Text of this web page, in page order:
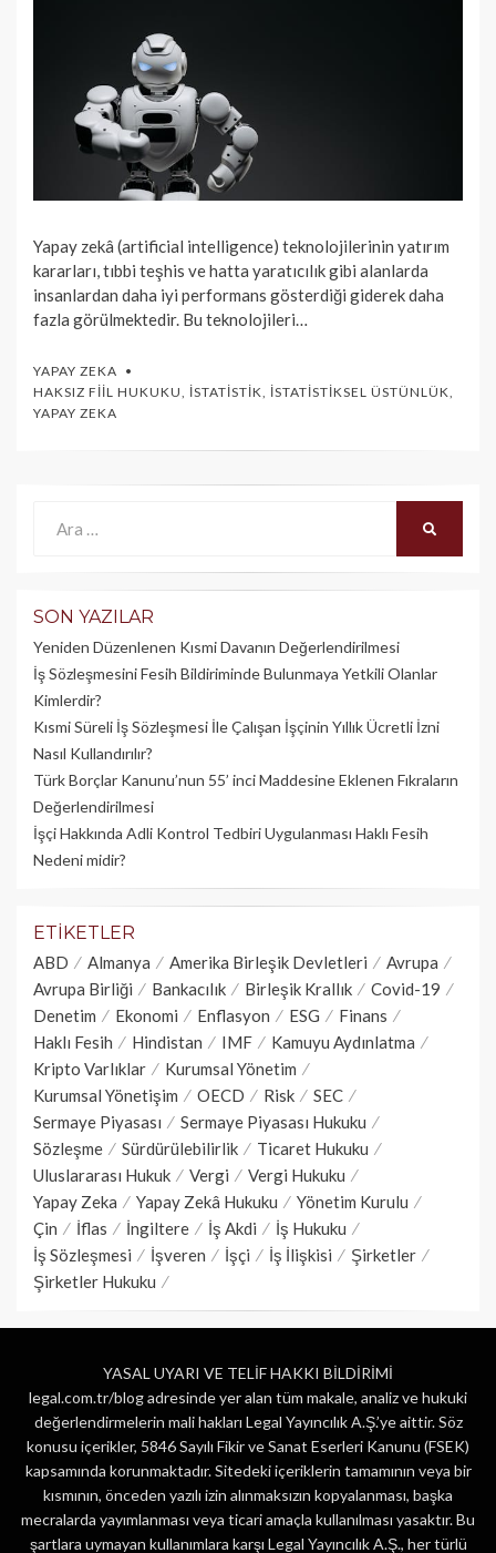
Yapay zekâ (artificial intelligence) teknolojilerinin yatırım
kararları, tıbbi teşhis ve hatta yaratıcılık gibi alanlarda
insanlardan daha iyi performans gösterdiği giderek daha
fazla görülmektedir. Bu teknolojileri…
YAPAY ZEKA
HAKSIZ FIIL HUKUKU, İSTATISTIK, İSTATISTIKSEL ÜSTÜNLÜK,
YAPAY ZEKA
SON YAZILAR
Yeniden Düzenlenen Kısmi Davanın Değerlendirilmesi
İş Sözleşmesini Fesih Bildiriminde Bulunmaya Yetkili Olanlar
Kimlerdir?
Kısmi Süreli İş Sözleşmesi İle Çalışan İşçinin Yıllık Üc­retli İzni
Nasıl Kullandırılır?
Türk Borçlar Kanunu’nun 55’ inci Maddesine Eklenen Fıkraların
Değerlendirilmesi
İşçi Hakkında Adli Kontrol Tedbiri Uygulanması Haklı Fesih
Nedeni midir?
ETIKETLER
ABD Almanya Amerika Birleşik Devletleri
Avrupa
Avrupa Birliği
Bankacılık Birleşik Krallık
Covid-19
Denetim
Ekonomi Enflasyon ESG
Finans
Haklı Fesih
Hindistan IMF
Kamuyu Aydınlatma
Kripto Varlıklar
Kurumsal Yönetim
Kurumsal Yönetişim
OECD Risk
SEC
Sermaye Piyasası
Sermaye Piyasası Hukuku
Sözleşme
Sürdürülebilirlik
Ticaret Hukuku
Uluslararası Hukuk
Vergi
Vergi Hukuku
Yapay Zeka
Yapay Zekâ Hukuku
Yönetim Kurulu
Çin
İflas İngiltere İş Akdi
İş Hukuku
İş Sözleşmesi
İşveren İşçi İş İlişkisi
Şirketler
Şirketler Hukuku
YASAL UYARI VE TELİF HAKKI BİLDİRİMİ
legal.com.tr/blog adresinde yer alan tüm makale, analiz ve hukuki
değerlendirmelerin mali hakları Legal Yayıncılık A.Ş.’ye aittir. Söz
konusu içerikler, 5846 Sayılı Fikir ve Sanat Eserleri Kanunu (FSEK)
kapsamında korunmaktadır. Sitedeki içeriklerin tamamının veya bir
kısmının, önceden yazılı izin alınmaksızın kopyalanması, başka
mecralarda yayımlanması veya ticari amaçla kullanılması yasaktır. Bu
şartlara uymayan kullanımlara karşı Legal Yayıncılık A.Ş., her türlü